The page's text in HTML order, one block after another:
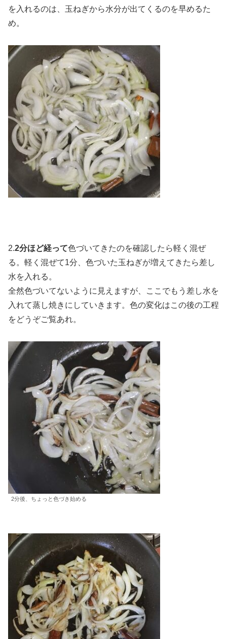
を入れるのは、玉ねぎから水分が出てくるのを早めるた
め。
2.2分ほど経って色づいてきたのを確認したら軽く混ぜ
る。軽く混ぜて1分、色づいた玉ねぎが増えてきたら差し
水を入れる。
全然色づいてないように見えますが、ここでもう差し水を
入れて蒸し焼きにしていきます。色の変化はこの後の工程
をどうぞご覧あれ。
2分後、ちょっと色づき始める